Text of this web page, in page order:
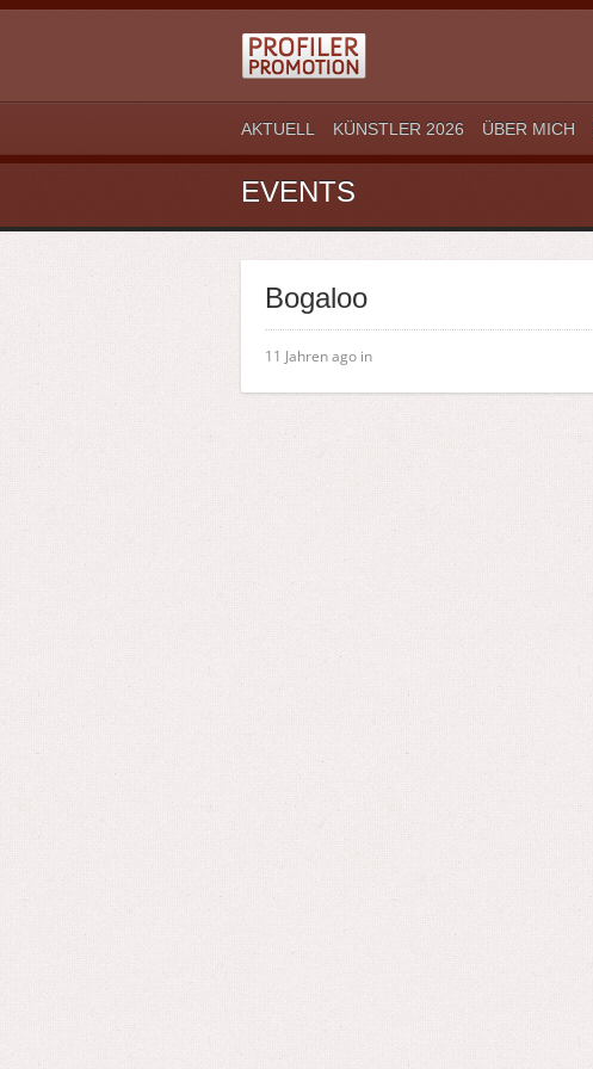
AKTUELL KÜNSTLER 2026 ÜBER MICH
EVENTS
Bogaloo
11 Jahren ago in